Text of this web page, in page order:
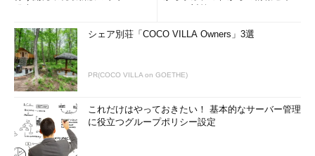
シェア別荘「COCO VILLA Owners」3選
PR(COCO VILLA on GOETHE)
これだけはやっておきたい！ 基本的なサーバー管理
に役立つグループポリシー設定